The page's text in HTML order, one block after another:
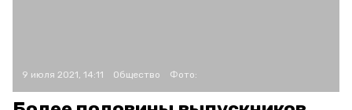
9 июля 2021, 14:11 Общество Фото: